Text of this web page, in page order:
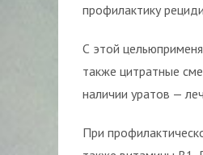
профилактику
С этой
также цитратные
наличии уратов —
При